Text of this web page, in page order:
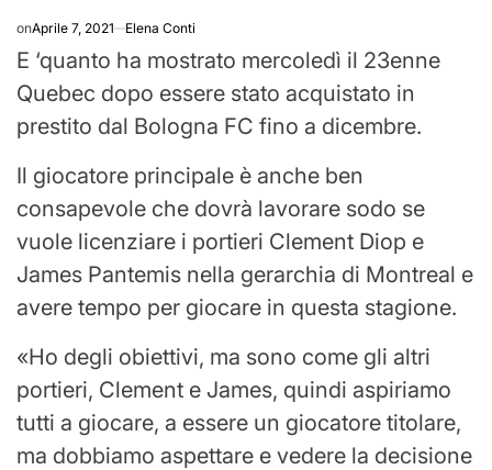
onAprile 7, 2021 Elena Conti
E ‘quanto ha mostrato mercoledì il 23enne
Quebec dopo essere stato acquistato in
prestito dal Bologna FC fino a dicembre.
Il giocatore principale è anche ben
consapevole che dovrà lavorare sodo se
vuole licenziare i portieri Clement Diop e
James Pantemis nella gerarchia di Montreal e
avere tempo per giocare in questa stagione.
Ho degli obiettivi, ma sono come gli altri
portieri, Clement e James, quindi aspiriamo
tutti a giocare, a essere un giocatore titolare,
ma dobbiamo aspettare e vedere la decisione